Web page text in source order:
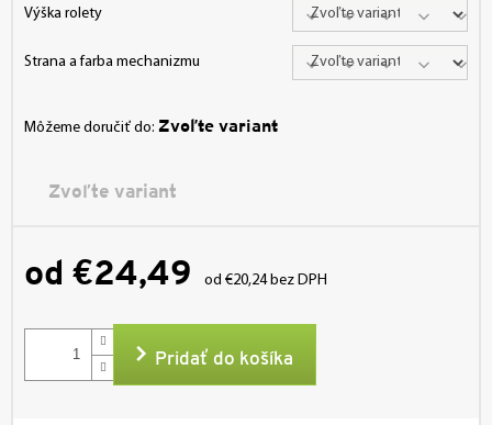
od €24,49 od €20,24bez DPH
cena:
Výška rolety
Strana a farba mechanizmu
Môžeme doručiť do: Zvoľte variant
Zvoľte variant
Pridať do košíka